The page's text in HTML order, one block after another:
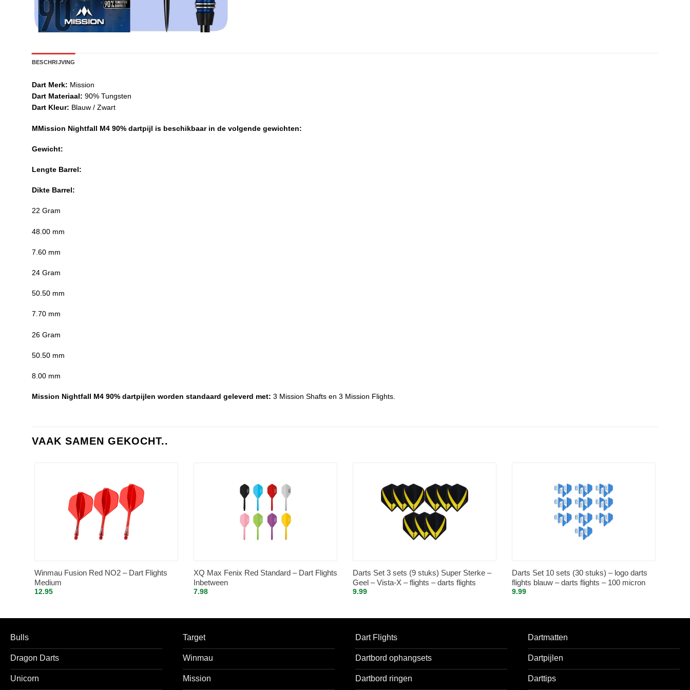
BESCHRIJVING
Dart Merk: Mission
Dart Materiaal: 90% Tungsten
Dart Kleur: Blauw / Zwart
MMission Nightfall M4 90% dartpijl is beschikbaar in de volgende gewichten:
Gewicht:
Lengte Barrel:
Dikte Barrel:
22 Gram
48.00 mm
7.60 mm
24 Gram
50.50 mm
7.70 mm
26 Gram
50.50 mm
8.00 mm
Mission Nightfall M4 90% dartpijlen worden standaard geleverd met: 3 Mission Shafts en 3 Mission Flights.
VAAK SAMEN GEKOCHT..
Winmau Fusion Red NO2 – Dart Flights
Medium
12.95
XQ Max Fenix Red Standard – Dart Flights
Inbetween
7.98
Darts Set 3 sets (9 stuks) Super Sterke –
Geel – Vista-X – flights – darts flights
9.99
Darts Set 10 sets (30 stuks) – logo darts
flights blauw – darts flights – 100 micron
stevig
9.99
Bulls
Dragon Darts
Unicorn
Target
Winmau
Mission
Dart Flights
Dartbord ophangsets
Dartbord ringen
Dartmatten
Dartpijlen
Darttips